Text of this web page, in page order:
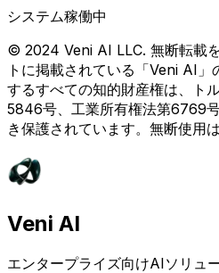
システム稼働中
© 2024 Veni AI LLC. 無断転載
トに掲載されている「Veni AI
するすべての知的財産権は、ト
5846号、工業所有権法第6769
き保護されています。無断使用
Veni AI
エンタープライズ向けAIソリュー